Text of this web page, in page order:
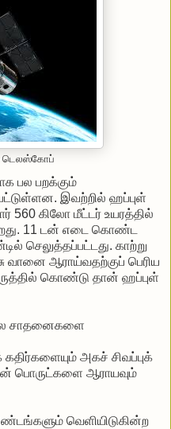
டெலஸ்கோப்
பல பறக்கும்
. இவற்றில் ஹப்புள்
560 கிலோ மீட்டர் உயரத்தில்
. 11 டன் எடை கொண்ட
செலுத்தப்பட்டது. காற்று
வானை ஆராய்வதற்குப் பெரிய
கொண்டு தான் ஹப்புள்
சாதனைகளை
கதிர்களையும் அகச் சிவப்புக்
பொருட்களை ஆராயவும்
வெளியிடுகின்ற